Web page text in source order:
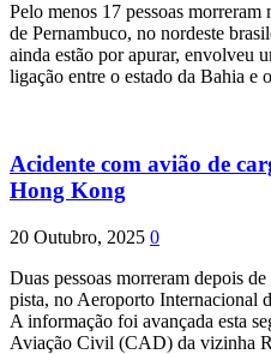
Pelo menos 17 pessoas
de Pernambuco, no nordeste
ainda estão por apurar, envolveu
ligação entre o estado da Bahia e
Acidente com avião de
Hong Kong
20 Outubro, 2025 0
Duas pessoas morreram depois
pista, no Aeroporto Internacional
A informação foi avançada esta
Aviação Civil (CAD) da vizinha